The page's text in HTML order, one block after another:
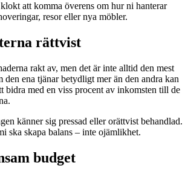
att komma överens om hur ni hanterar
resor eller nya möbler.
rättvist
rakt av, men det är inte alltid den mest
den ena tjänar betydligt mer än den andra kan
bidra med en viss procent av inkomsten till de
känner sig pressad eller orättvist behandlad.
ska skapa balans – inte ojämlikhet.
budget